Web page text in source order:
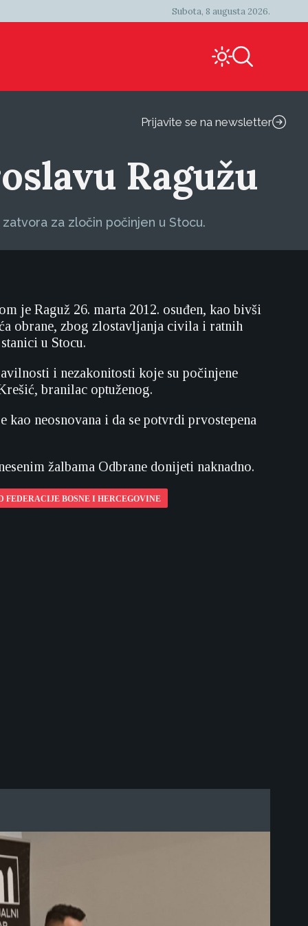
Subota, 8 augusta 2026.
Prijavite se na newsletter
Ragužu
za zločin počinjen u Stocu.
je Raguž 26. marta 2012. osuđen, kao bivši
obrane, zbog zlostavljanja civila i ratnih
u Stocu.
i nezakonitosti koje su počinjene
branilac optuženog.
neosnovana i da se potvrdi prvostepena
žalbama Odbrane donijeti naknadno.
FEDERACIJE BOSNE I HERCEGOVINE